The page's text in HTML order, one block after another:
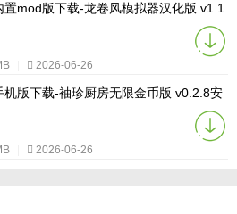
置mod版下载-龙卷风模拟器汉化版 v1.1
2026-06-26
机版下载-袖珍厨房无限金币版 v0.2.8安
2026-06-26